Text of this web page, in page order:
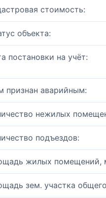
стоимость:
объекта:
постановки на учёт:
признан аварийным:
нежилых
подъездов:
жилых помещений,
зем. участка